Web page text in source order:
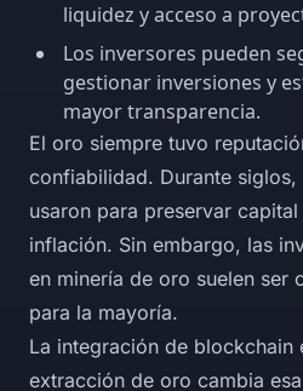
liquidez y acceso a
Los inversores pueden
gestionar inversiones y
mayor transparencia.
El oro siempre tuvo
confiabilidad. Durante
usaron para preservar
inflación. Sin embargo, las
en minería de oro suelen ser
para la mayoría.
La integración de blockchain
extracción de oro cambia